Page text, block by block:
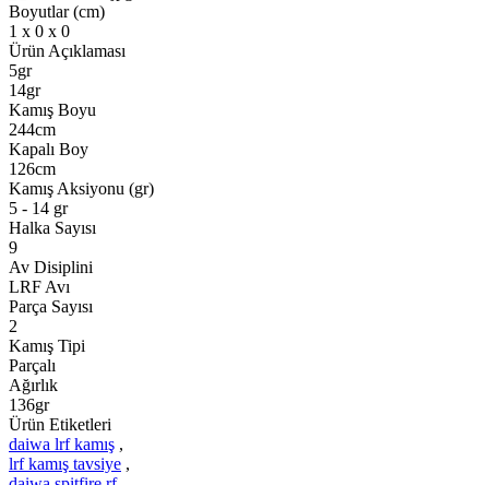
Boyutlar (cm)
1 x 0 x 0
Ürün Açıklaması
5gr
14gr
Kamış Boyu
244cm
Kapalı Boy
126cm
Kamış Aksiyonu (gr)
5 - 14 gr
Halka Sayısı
9
Av Disiplini
LRF Avı
Parça Sayısı
2
Kamış Tipi
Parçalı
Ağırlık
136gr
Ürün Etiketleri
daiwa lrf kamış ,
lrf kamış tavsiye ,